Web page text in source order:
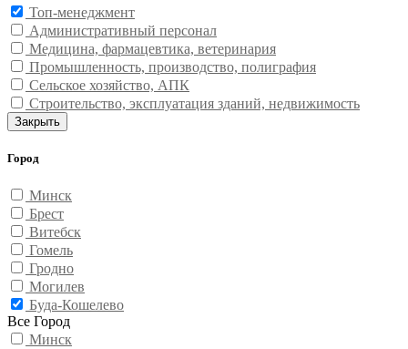
Топ-менеджмент
Административный персонал
Медицина, фармацевтика, ветеринария
Промышленность, производство, полиграфия
Сельское хозяйство, АПК
Строительство, эксплуатация зданий, недвижимость
Закрыть
Город
Минск
Брест
Витебск
Гомель
Гродно
Могилев
Буда-Кошелево
Все Город
Минск